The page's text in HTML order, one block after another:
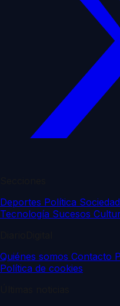
Deportes Política Sociedad
Tecnología Sucesos
Quiénes somos Contacto
Política de cookies